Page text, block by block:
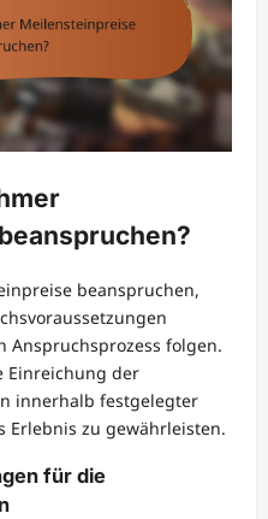
beanspruchen,
folgen.
Einreichung der
innerhalb festgelegter
Erlebnis zu gewährleisten.
für die